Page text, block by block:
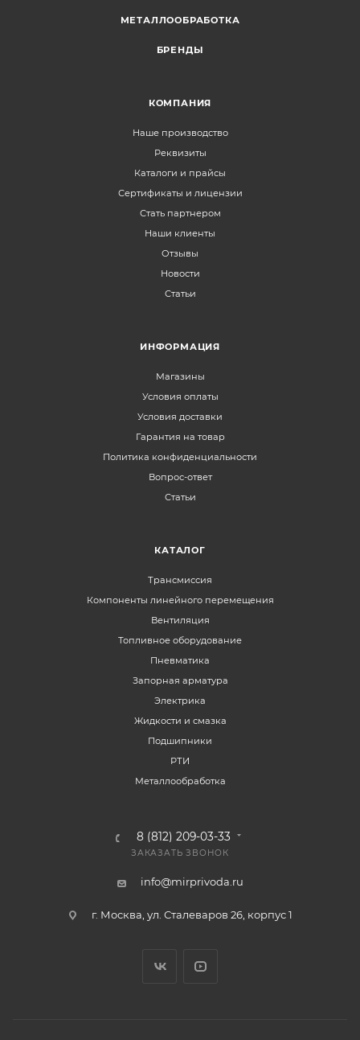
МЕТАЛЛООБРАБОТКА
БРЕНДЫ
КОМПАНИЯ
Наше производство
Реквизиты
Каталоги и прайсы
Сертификаты и лицензии
Стать партнером
Наши клиенты
Отзывы
Новости
Статьи
ИНФОРМАЦИЯ
Магазины
Условия оплаты
Условия доставки
Гарантия на товар
Политика конфиденциальности
Вопрос-ответ
Статьи
КАТАЛОГ
Трансмиссия
Компоненты линейного перемещения
Вентиляция
Топливное оборудование
Пневматика
Запорная арматура
Электрика
Жидкости и смазка
Подшипники
РТИ
Металлообработка
8 (812) 209-03-33
ЗАКАЗАТЬ ЗВОНОК
info@mirprivoda.ru
г. Москва, ул. Сталеваров 26, корпус 1